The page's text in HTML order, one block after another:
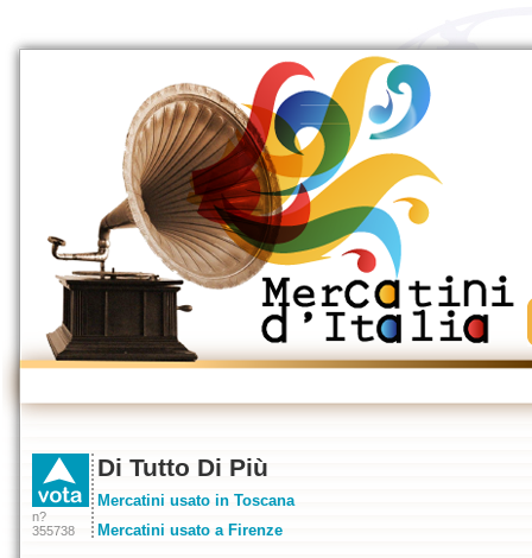
n?
355738
Di Tutto Di Più
Mercatini usato in Toscana
Mercatini usato a Firenze